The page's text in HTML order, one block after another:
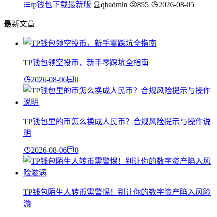
tp钱包下载最新版 qbadmin 855 2026-08-05
最新文章
TP钱包领空投币，新手零踩坑全指南
2026-08-06 0
TP钱包里的币怎么换成人民币？合规风险提示与操作说
明
2026-08-06 0
TP钱包陌生人转币需警惕！别让你的数字资产陷入风险
漩